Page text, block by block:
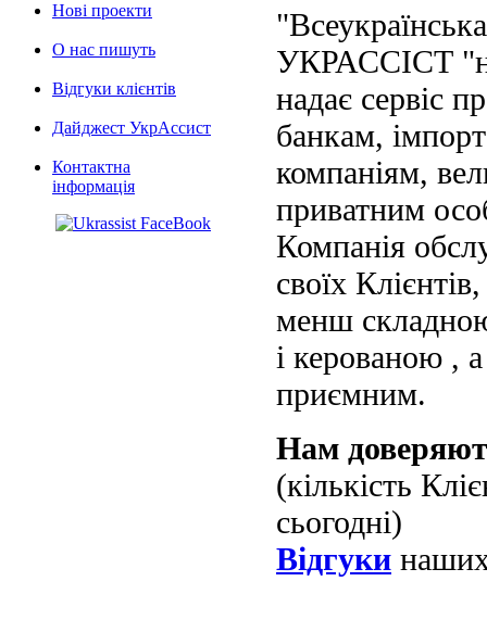
Нові проекти
О нас пишуть
Відгуки клієнтів
Дайджест УкрАссист
Контактна
інформація
УКРАССІСТ
надає сервіс
банкам,
компаніям,
приватним
Компанія
своїх
менш
і керованою ,
приємним.
Нам
(кількість
сьогодні)
Відгуки наших